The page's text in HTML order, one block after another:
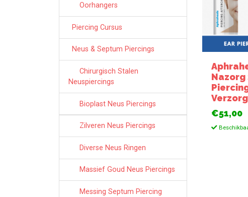
Oorhangers
Piercing Cursus
Neus & Septum Piercings
Chirurgisch Stalen
Neuspiercings
Bioplast Neus Piercings
Zilveren Neus Piercings
Diverse Neus Ringen
Massief Goud Neus Piercings
Messing Septum Piercing
Nazorg
€51,00